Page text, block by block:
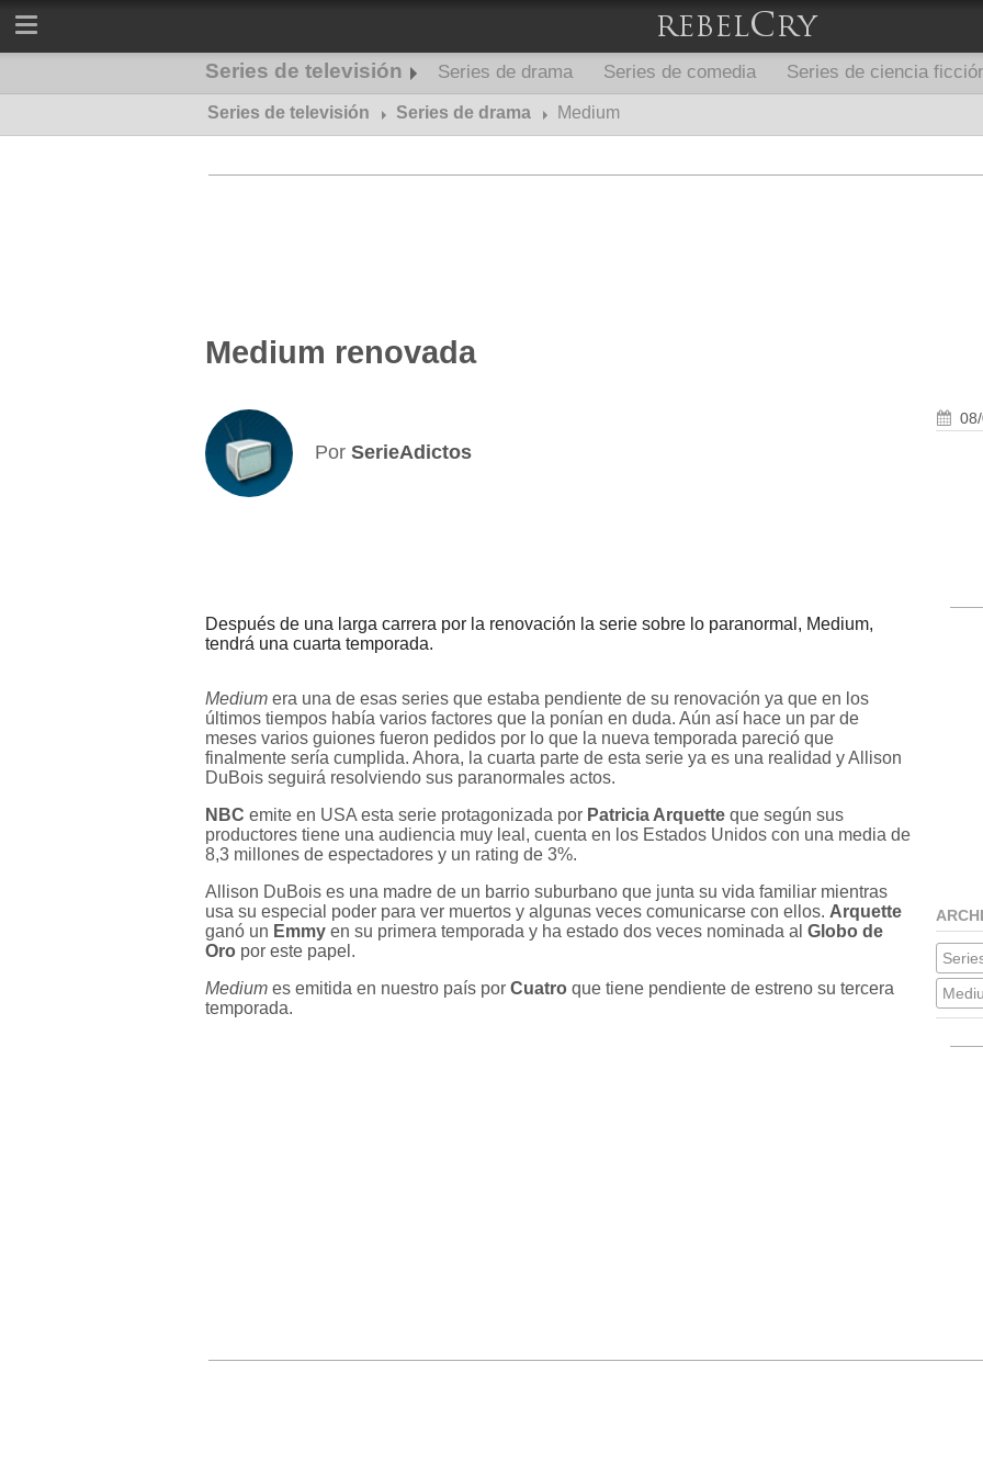
Series de televisión Series de drama Series de comedia
Series de ciencia
Series de misterio
Series de televisión Series de drama Medium
Medium renovada
Por SerieAdictos
Después de una larga carrera por la renovación la serie sobre lo paranormal, Medium,
tendrá una cuarta temporada.
Medium era una de esas series que estaba pendiente de su renovación ya que en los
últimos tiempos había varios factores que la ponían en duda. Aún así hace un par de
meses varios guiones fueron pedidos por lo que la nueva temporada pareció que
finalmente sería cumplida. Ahora, la cuarta parte de esta serie ya es una realidad y Allison
DuBois seguirá resolviendo sus paranormales actos.
NBC emite en USA esta serie protagonizada por Patricia Arquette que según sus
productores tiene una audiencia muy leal, cuenta en los Estados Unidos con una media de
8,3 millones de espectadores y un rating de 3%.
Allison DuBois es una madre de un barrio suburbano que junta su vida familiar mientras
usa su especial poder para ver muertos y algunas veces comunicarse con ellos. Arquette
ganó un Emmy en su primera temporada y ha estado dos veces nominada al Globo de
Oro por este papel.
Medium es emitida en nuestro país por Cuatro que tiene pendiente de estreno su tercera
temporada.